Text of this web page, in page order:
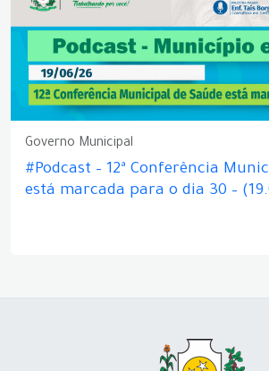
Governo Municipal
#Podcast – 12ª Conferência
está marcada para o dia 30 –